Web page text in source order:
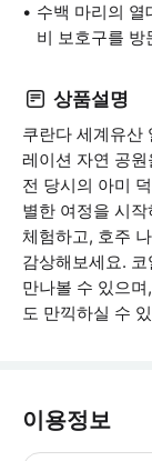
수백 마리의
비 보호구를 방
상품설명
쿠란다 세계유산
레이션 자연 공
전 당시의 아미
별한 여정을 시
체험하고, 호주
감상해보세요.
만나볼 수 있으
도 만끽하실 수
이용정보